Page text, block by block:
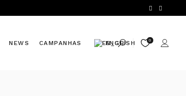
NEWS CAMPANHAS ENGLISH 0